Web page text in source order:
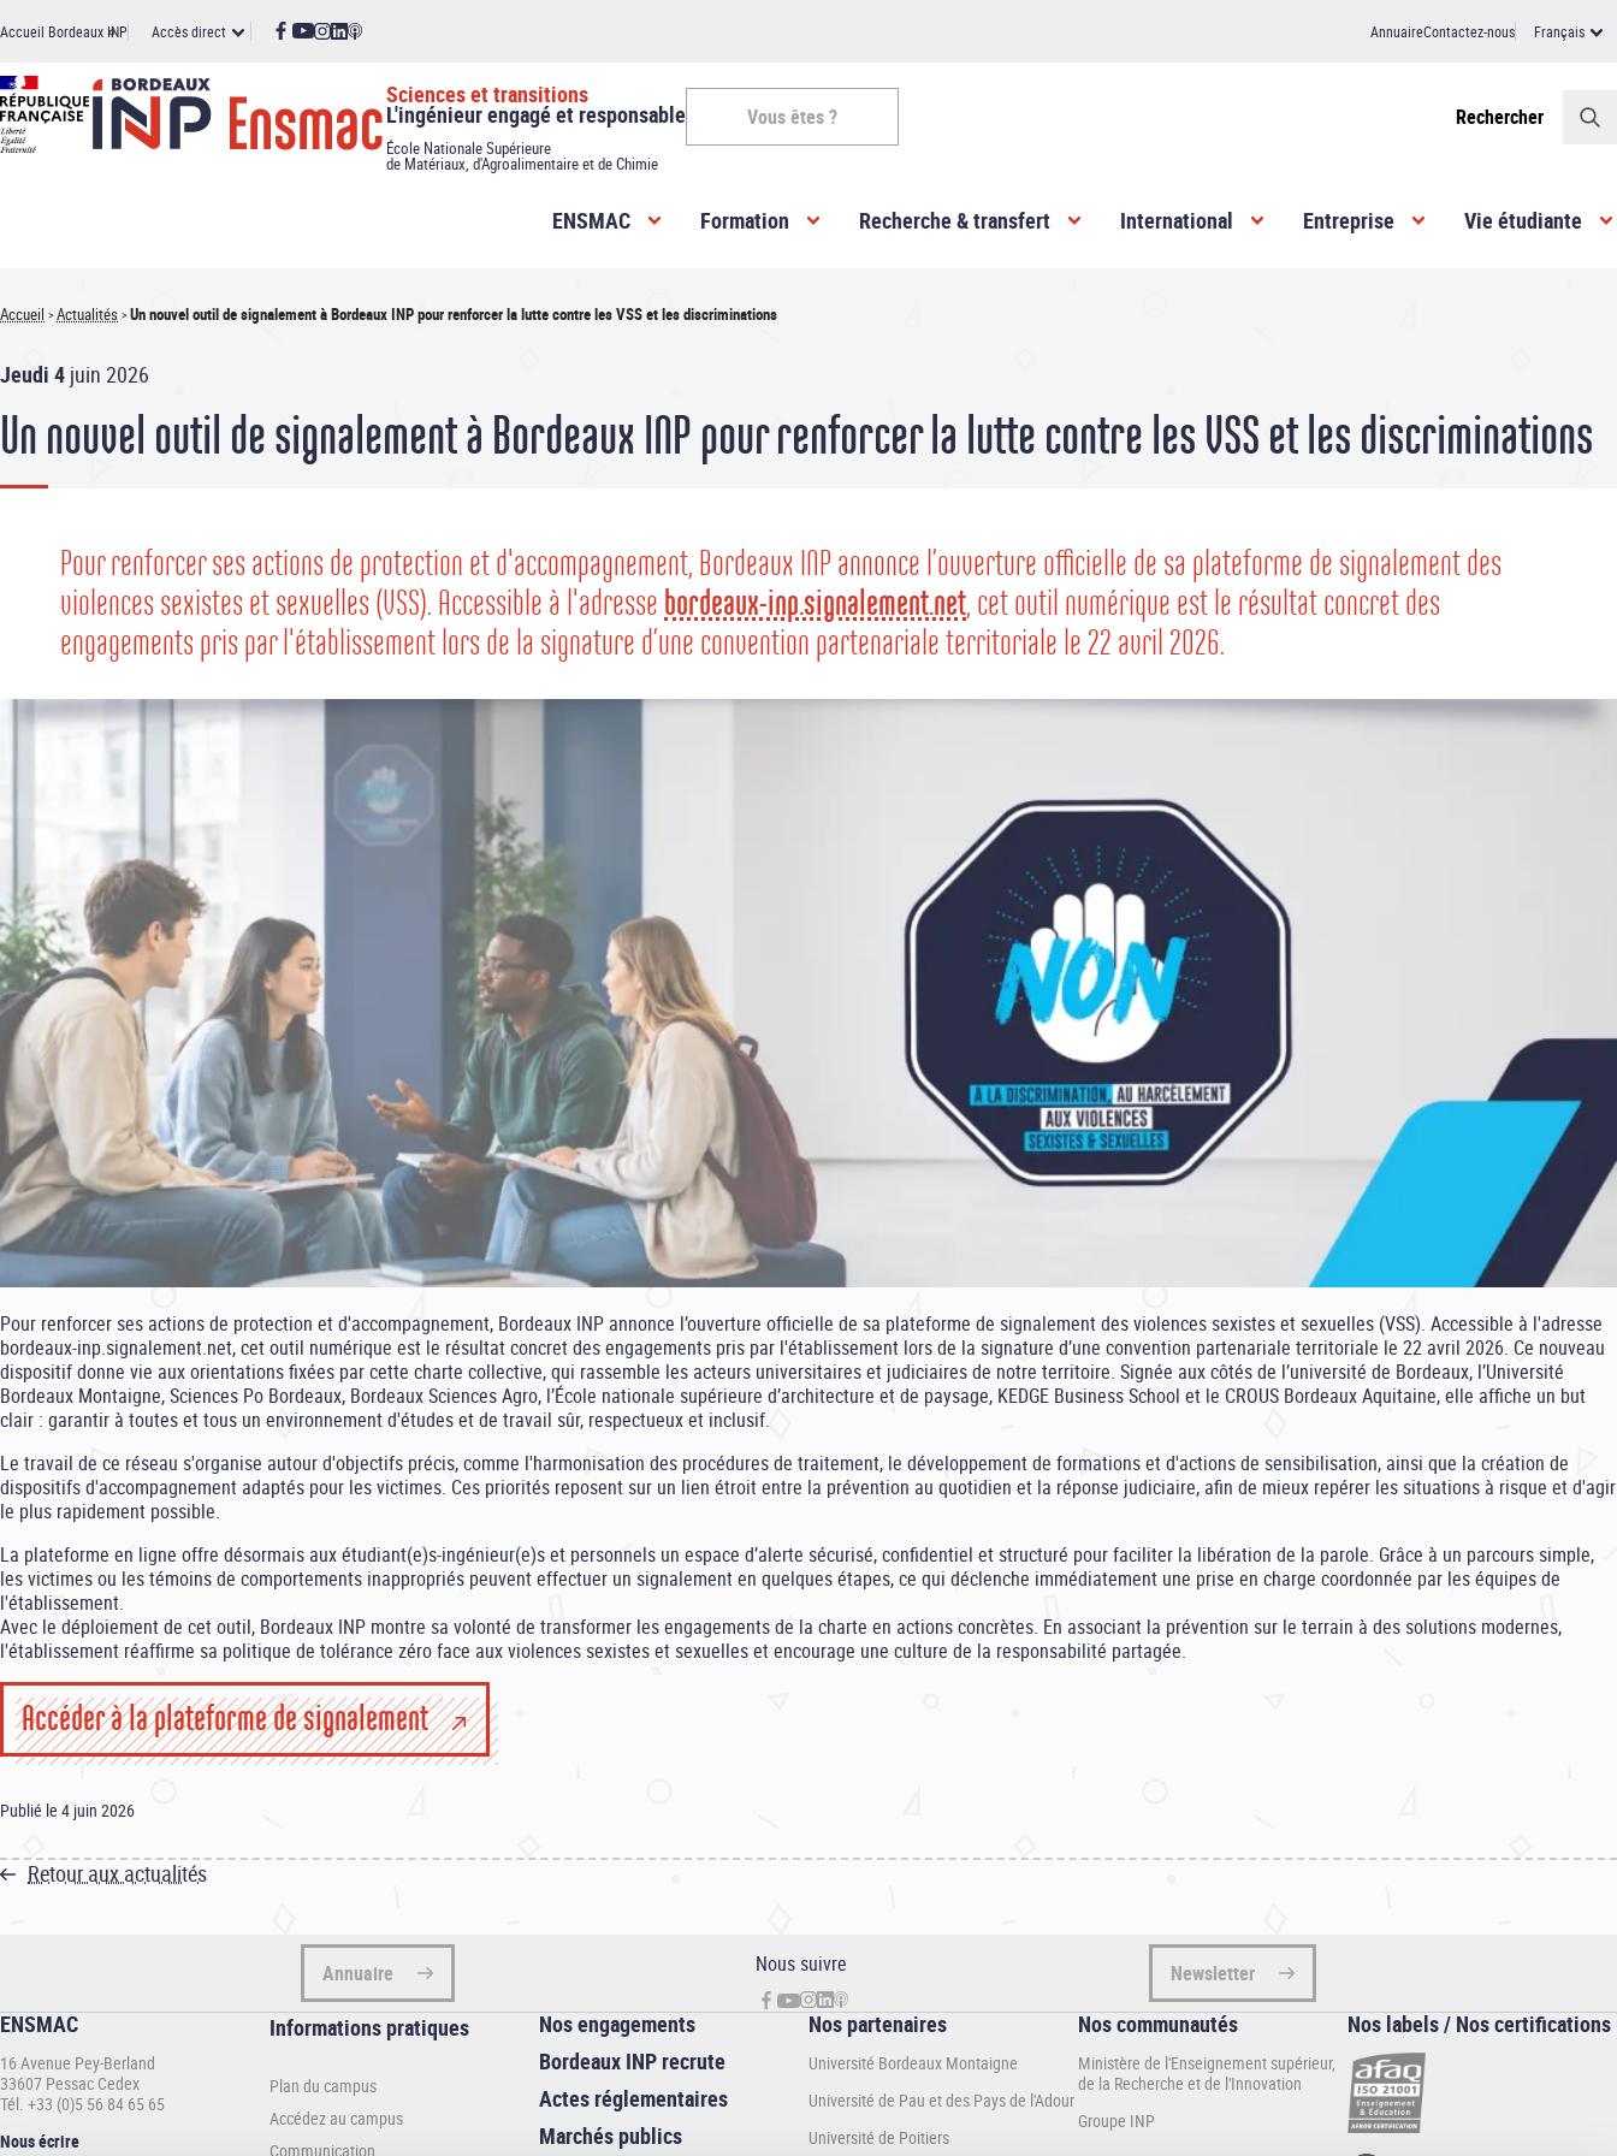
au
principal
Accueil Bordeaux INPAccès
direct
Accès direct AnnuaireContactez-nous Français
Sciences et transitions
L'ingénieur engagé et responsable
École Nationale Supérieure
de Matériaux, d'Agroalimentaire et de Chimie
Vous êtes ?
êtes
Rechercher
ENSMAC Formation Recherche & transfert International Entreprise Vie étudiante
d'Ariane
Accueil Actualités Un nouvel outil de signalement à Bordeaux INP pour renforcer la lutte contre les VSS et les discriminations
Jeudi 4 juin 2026
Un nouvel outil de signalement à Bordeaux INP pour renforcer la lutte contre les VSS et les discriminations
Pour renforcer ses actions de protection et d'accompagnement, Bordeaux INP annonce l’ouverture officielle de sa plateforme de signalement des
violences sexistes et sexuelles (VSS). Accessible à l'adresse bordeaux-inp.signalement.net, cet outil numérique est le résultat concret des
engagements pris par l'établissement lors de la signature d’une convention partenariale territoriale le 22 avril 2026.
Pour renforcer ses actions de protection et d'accompagnement, Bordeaux INP annonce l’ouverture officielle de sa plateforme de signalement des violences sexistes et sexuelles (VSS). Accessible à l'adresse
bordeaux-inp.signalement.net, cet outil numérique est le résultat concret des engagements pris par l'établissement lors de la signature d’une convention partenariale territoriale le 22 avril 2026. Ce nouveau
dispositif donne vie aux orientations fixées par cette charte collective, qui rassemble les acteurs universitaires et judiciaires de notre territoire. Signée aux côtés de l’université de Bordeaux, l’Université
Bordeaux Montaigne, Sciences Po Bordeaux, Bordeaux Sciences Agro, l’École nationale supérieure d’architecture et de paysage, KEDGE Business School et le CROUS Bordeaux Aquitaine, elle affiche un but
clair : garantir à toutes et tous un environnement d'études et de travail sûr, respectueux et inclusif.
Le travail de ce réseau s'organise autour d'objectifs précis, comme l'harmonisation des procédures de traitement, le développement de formations et d'actions de sensibilisation, ainsi que la création de
dispositifs d'accompagnement adaptés pour les victimes. Ces priorités reposent sur un lien étroit entre la prévention au quotidien et la réponse judiciaire, afin de mieux repérer les situations à risque et d'agir
le plus rapidement possible.
La plateforme en ligne offre désormais aux étudiant(e)s-ingénieur(e)s et personnels un espace d’alerte sécurisé, confidentiel et structuré pour faciliter la libération de la parole. Grâce à un parcours simple,
les victimes ou les témoins de comportements inappropriés peuvent effectuer un signalement en quelques étapes, ce qui déclenche immédiatement une prise en charge coordonnée par les équipes de
l'établissement.
Avec le déploiement de cet outil, Bordeaux INP montre sa volonté de transformer les engagements de la charte en actions concrètes. En associant la prévention sur le terrain à des solutions modernes,
l'établissement réaffirme sa politique de tolérance zéro face aux violences sexistes et sexuelles et encourage une culture de la responsabilité partagée.
Accéder à la plateforme de signalement
Publié le 4 juin 2026
Retour aux actualités
Annuaire Nous suivre Newsletter
ENSMAC
16 Avenue Pey-Berland
33607 Pessac Cedex
Tél. +33 (0)5 56 84 65 65
Nous écrire
Informations
ENSMAC
Informations pratiques
Plan du campus
Accédez au campus
Communication
Nos engagements
Bordeaux INP recrute
Actes réglementaires
Marchés publics
Nos partenaires
Université Bordeaux Montaigne
Université de Pau et des Pays de l'Adour
Université de Poitiers
Nos communautés
Ministère de l'Enseignement supérieur,
de la Recherche et de l'Innovation
Groupe INP
Nos labels / Nos certifications